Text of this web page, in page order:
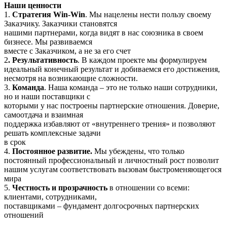
Наши ценности
1. Стратегия Win-Win. Мы нацелены нести пользу своему
Заказчику. Заказчики становятся
нашими партнерами, когда видят в нас союзника в своем
бизнесе. Мы развиваемся
вместе с Заказчиком, а не за его счет
2. Результативность. В каждом проекте мы формулируем
идеальный конечный результат и добиваемся его достижения,
несмотря на возникающие сложности.
3. Команда. Наша команда – это не только наши сотрудники,
но и наши поставщики с
которыми у нас построены партнерские отношения. Доверие,
самоотдача и взаимная
поддержка избавляют от «внутреннего трения» и позволяют
решать комплексные задачи
в срок
4. Постоянное развитие. Мы убеждены, что только
постоянный профессиональный и личностный рост позволит
нашим услугам соответствовать вызовам быстроменяющегося
мира
5. Честность и прозрачность в отношении со всеми:
клиентами, сотрудниками,
поставщиками – фундамент долгосрочных партнерских
отношений